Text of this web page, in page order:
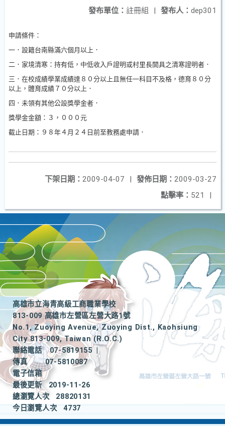
發布人： dep301
發布單位： 註冊組 |
申請條件：
一．設籍台南縣滿六個月以上．
二．家境清寒：持有低，中低收入戶證明或村里長開具之清寒證明者．
三．在校成績學業成績達８０分以上且無任一科目不及格，德育８０分
以上，體育成績７０分以上．
四．未領有其他公設獎學金者．
獎學金金額：３，０００元
截止日期：９８年４月２４日前至教務處申請．
發佈日期： 2009-03-27
下架日期： 2009-04-07
|
點擊率： 521 |
高雄市立海青高級工商職業學校
813-009 高雄市左營區左營大路1號
No.1, Zuoying Avenue, Zuoying Dist., Kaohsiung
City 813-009, Taiwan (R.O.C.)
聯絡電話
07-5819155
|
傳真
07-5810087
電子信箱
最後更新
2019-11-26
總瀏覽人次
28820131
今日瀏覽人次
4737